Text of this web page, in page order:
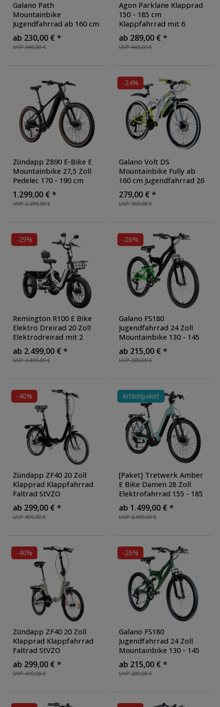
Galano Path
Mountainbike
Jugendfahrrad ab 160 cm
Fahrrad 26 Zoll für
Mädchen Jungen oder
Erwachsene MTB
UVP 349,00 €
ab 230,00 € *
Agon Parklane Klapprad
150 - 185 cm
Klappfahrrad mit 6
Gängen Fahrrad Faltrad
mit Beleuchtung StVZO
und Fahrradständer
UVP 449,00 €
ab 289,00 € *
Zündapp Z890 E-Bike E
Mountainbike 27,5 Zoll
Pedelec 170 - 190 cm
Hardtail MTB 10 Gang
Elektro Fahrräder
Scheibenbremsen
UVP 2.299,00 €
1.299,00 € *
-24%
Galano Volt DS
Mountainbike Fully ab
160 cm Jugendfahrrad 26
Zoll Fahrrad 21 Gang
MTB für Jungen und
Mädchen Jugendrad
UVP 369,00 €
279,00 € *
-29%
Remington R100 E Bike
Elektro Dreirad 20 Zoll
Elektrodreirad mit 2
Akkus bis 120 km Pedelec
City mit tiefem Einstieg
klappbar, Farbe: weiß
UVP 3.499,00 €
ab 2.499,00 € *
-26%
Galano FS180
Jugendfahrrad 24 Zoll
Mountainbike 130 - 145
cm 18 Gänge Mädchen
Jungen Fahrrad ab 8
Jahre MTB Fully
UVP 289,00 €
ab 215,00 € *
-40%
Zündapp ZF40 20 Zoll
Klapprad Klappfahrrad
Faltrad StVZO
Faltfahrrad Erwachsene
Damen Herren tiefer
Einstieg, Farbe: schwarz
UVP 499,00 €
ab 299,00 € *
Artikelpaket
[Paket] Tretwerk Amber
E Bike Damen 28 Zoll
Elektrofahrrad 155 - 185
cm Hollandrad
Tiefeinsteiger mit 9 Gang
Schaltung , Farbe: mint
UVP 2.499,00 €
ab 1.499,00 € *
-40%
Zündapp ZF40 20 Zoll
Klapprad Klappfahrrad
Faltrad StVZO
Faltfahrrad Erwachsene
Damen Herren tiefer
Einstieg, Farbe: cream
UVP 499,00 €
ab 299,00 € *
-26%
Galano FS180
Jugendfahrrad 24 Zoll
Mountainbike 130 - 145
cm 18 Gänge Mädchen
Jungen Fahrrad ab 8
Jahre MTB Fully
UVP 289,00 €
ab 215,00 € *